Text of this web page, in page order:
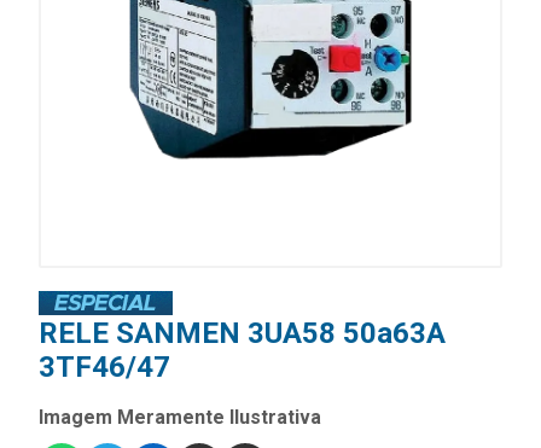
RELE SANMEN 3UA58 50a63A
3TF46/47
Imagem Meramente Ilustrativa